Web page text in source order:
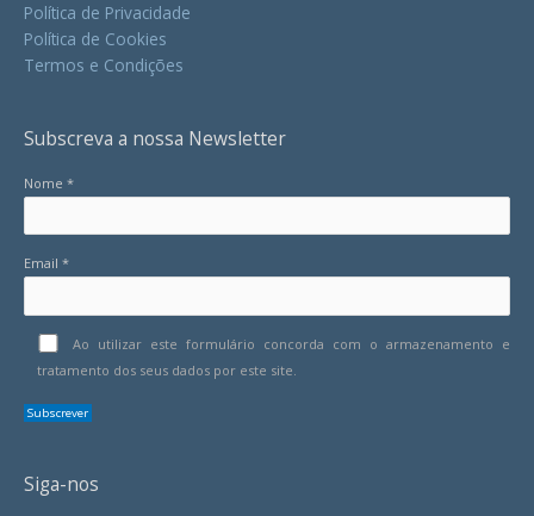
Política de Privacidade
Política de Cookies
Termos e Condições
Subscreva a nossa Newsletter
Nome *
Email *
Ao utilizar este formulário concorda com o armazenamento e
tratamento dos seus dados por este site.
Siga-nos